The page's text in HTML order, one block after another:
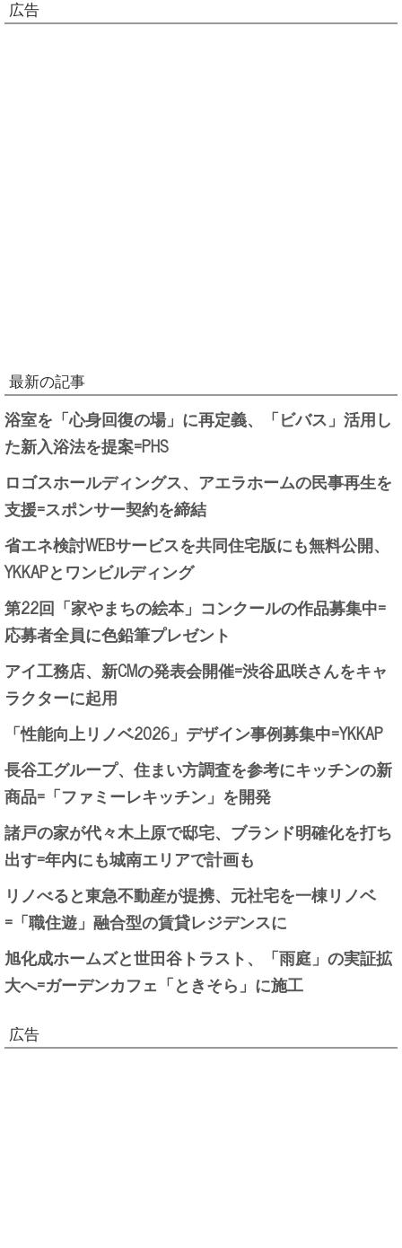
広告
最新の記事
浴室を「心身回復の場」に再定義、「ビバス」活用し
た新入浴法を提案=PHS
ロゴスホールディングス、アエラホームの民事再生を
支援=スポンサー契約を締結
省エネ検討WEBサービスを共同住宅版にも無料公開、
YKKAPとワンビルディング
第22回「家やまちの絵本」コンクールの作品募集中=
応募者全員に色鉛筆プレゼント
アイ工務店、新CMの発表会開催=渋谷凪咲さんをキャ
ラクターに起用
「性能向上リノベ2026」デザイン事例募集中=YKKAP
長谷工グループ、住まい方調査を参考にキッチンの新
商品=「ファミーレキッチン」を開発
諸戸の家が代々木上原で邸宅、ブランド明確化を打ち
出す=年内にも城南エリアで計画も
リノべると東急不動産が提携、元社宅を一棟リノベ
=「職住遊」融合型の賃貸レジデンスに
旭化成ホームズと世田谷トラスト、「雨庭」の実証拡
大へ=ガーデンカフェ「ときそら」に施工
広告